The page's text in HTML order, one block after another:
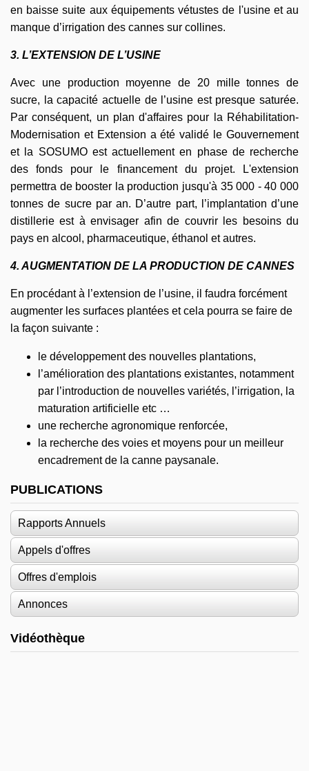
en baisse suite aux équipements vétustes de l'usine et au
manque d’irrigation des cannes sur collines.
3. L’EXTENSION DE L’USINE
Avec une production moyenne de 20 mille tonnes de
sucre, la capacité actuelle de l’usine est presque saturée.
Par conséquent, un plan d'affaires pour la Réhabilitation-
Modernisation et Extension a été validé le Gouvernement
et la SOSUMO est actuellement en phase de recherche
des fonds pour le financement du projet. L'extension
permettra de booster la production jusqu'à 35 000 - 40 000
tonnes de sucre par an. D’autre part, l’implantation d’une
distillerie est à envisager afin de couvrir les besoins du
pays en alcool, pharmaceutique, éthanol et autres.
4. AUGMENTATION DE LA PRODUCTION DE CANNES
En procédant à l’extension de l’usine, il faudra forcément
augmenter les surfaces plantées et cela pourra se faire de
la façon suivante :
le développement des nouvelles plantations,
l’amélioration des plantations existantes, notamment
par l’introduction de nouvelles variétés, l’irrigation, la
maturation artificielle etc …
une recherche agronomique renforcée,
la recherche des voies et moyens pour un meilleur
encadrement de la canne paysanale.
PUBLICATIONS
Rapports Annuels
Appels d'offres
Offres d'emplois
Annonces
Vidéothèque